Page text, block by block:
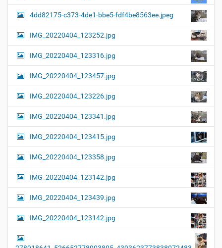
l
r
e
…
g
a
t
i
o
n
4dd82175-c373-4de1-bbe5-fdf4be8563ee.jpeg
IMG_20220404_123252.jpg
IMG_20220404_123316.jpg
IMG_20220404_123457.jpg
IMG_20220404_123226.jpg
IMG_20220404_123341.jpg
IMG_20220404_123415.jpg
IMG_20220404_123358.jpg
IMG_20220404_123142.jpg
IMG_20220404_123439.jpg
IMG_20220404_123142.jpg